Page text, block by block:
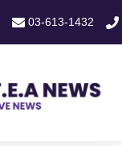
03-613-1432